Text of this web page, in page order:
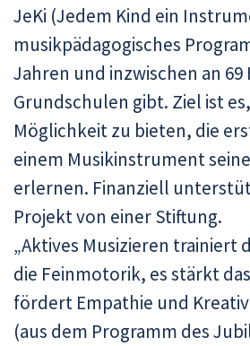
JeKi (Jedem Kind ein
musikpädagogisches
Jahren und inzwischen an
Grundschulen gibt. Ziel ist
Möglichkeit zu bieten, die
einem Musikinstrument
erlernen. Finanziell
Projekt von einer Stiftung.
„Aktives Musizieren trainiert
die Feinmotorik, es stärkt
fördert Empathie und
(aus dem Programm des